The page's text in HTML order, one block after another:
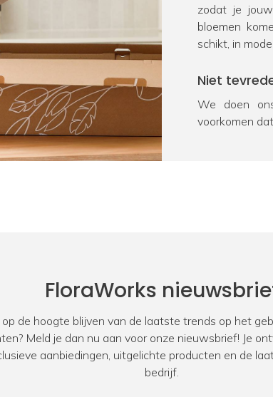
zodat je
bloemen
schikt, in
Niet
We doen
voorkomen
Bij
zakelijke
designers.
FloraWorks
de hoogte blijven van de laatste trends op het
Meld je dan nu aan voor onze nieuwsbrief! Je
aanbiedingen, uitgelichte producten en de
bedrijf.